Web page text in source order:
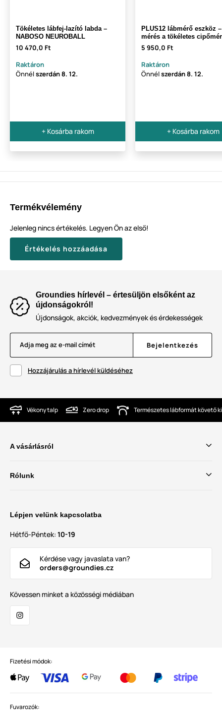
Tökéletes lábfej-lazító labda –
NABOSO NEUROBALL
10 470,0 Ft
Raktáron
Önnélszerdán8. 12.
+ Kosárba rakom
PLUS12 lábmérő eszköz
mérés a tökéletes
5 950,0 Ft
Raktáron
Önnélszerdán8. 12.
+ Kosárba rakom
Termékvélemény
Jelenleg nincs értékelés. Legyen Ön az első!
Értékelés hozzáadása
Groundies hírlevél – értesüljön elsőként az
újdonságokról!
Újdonságok, akciók, kedvezmények és érdekességek
Adja meg az e-mail címét Bejelentkezés
Hozzájárulás a hírlevél küldéséhez
Vékony talp Zero drop Természetes lábformát követő
A vásárlásról
Rólunk
Lépjen velünk kapcsolatba
Hétfő-Péntek: 10-19
Kérdése vagy javaslata van?
orders@groundies.cz
Kövessen minket a közösségi médiában
Fizetési módok:
Fuvarozók: